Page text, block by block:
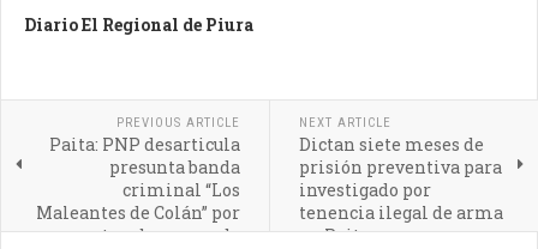
Diario El Regional de Piura
PREVIOUS ARTICLE
Paita: PNP desarticula
presunta banda
criminal “Los
Maleantes de Colán” por
presunto robo agravado
NEXT ARTICLE
Dictan siete meses de
prisión preventiva para
investigado por
tenencia ilegal de arma
en Paita